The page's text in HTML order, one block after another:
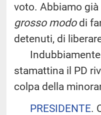
voto. Abbiamo
grosso mododi
detenuti, di
Indubbiamente
stamattina il PD
colpa della
PRESIDENTE.